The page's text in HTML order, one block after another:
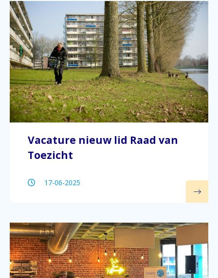
Vacature nieuw lid Raad van
Toezicht
17-06-2025